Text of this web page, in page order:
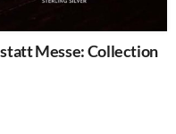
Messe: Collection